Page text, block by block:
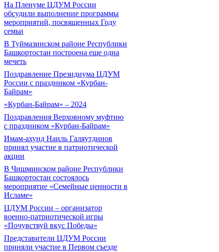
На Пленуме ЦДУМ России
обсудили выполнение программы
мероприятий, посвященных Году
семьи
В Туймазинском районе Республики
Башкортостан построена еще одна
мечеть
Поздравление Президиума ЦДУМ
России с праздником «Курбан-
Байрам»
«Курбан-Байрам» – 2024
Поздравления Верховному муфтию
с праздником «Курбан-Байрам»
Имам-ахунд Наиль Галяутдинов
принял участие в патриотической
акции
В Чишминском районе Республики
Башкортостан состоялось
мероприятие «Семейные ценности в
Исламе»
ЦДУМ России – организатор
военно-патриотической игры
«Почувствуй вкус Победы»
Представители ЦДУМ России
приняли участие в Первом съезде